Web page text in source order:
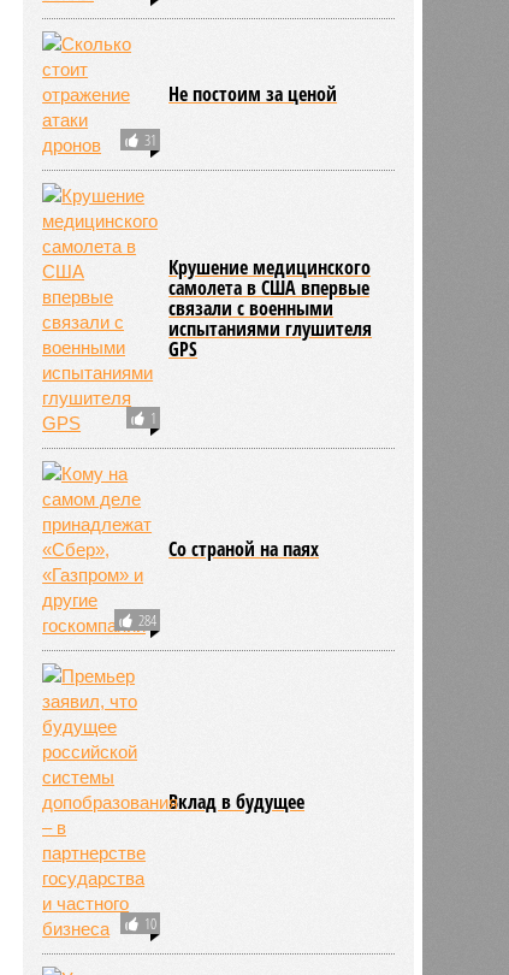
31
Не постоим за ценой
1
Крушение медицинского
самолета в США впервые
связали с военными
испытаниями глушителя
GPS
284
Со страной на паях
10
Вклад в будущее